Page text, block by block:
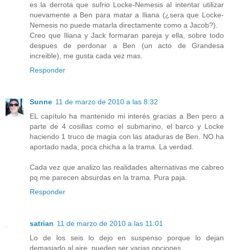
es la derrota que sufrio Locke-Nemesis al intentar utilizar
nuevamente a Ben para matar a Iliana (¿sera que Locke-
Nemesis no puede matarla directamente como a Jacob?).
Creo que Iliana y Jack formaran pareja y ella, sobre todo
despues de perdonar a Ben (un acto de Grandesa
increible), me gusta cada vez mas.
Responder
Sunne 11 de marzo de 2010 a las 8:32
EL capítulo ha mantenido mi interés gracias a Ben pero a
parte de 4 cosillas como el submarino, el barco y Locke
haciendo 1 truco de magia con las ataduras de Ben. NO ha
aportado nada, poca chicha a la trama. La verdad.
Cada vez que analizo las realidades alternativas me cabreo
pq me parecen absurdas en la trama. Pura paja.
Responder
satrian 11 de marzo de 2010 a las 11:01
Lo de los seis lo dejo en suspenso porque lo dejan
demasiado al aire, pueden ser varias opciones.